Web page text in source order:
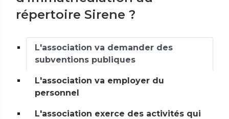
répertoire Sirene ?
L'association va demander des
subventions publiques
L'association va employer du
personnel
L'association exerce des activités qui